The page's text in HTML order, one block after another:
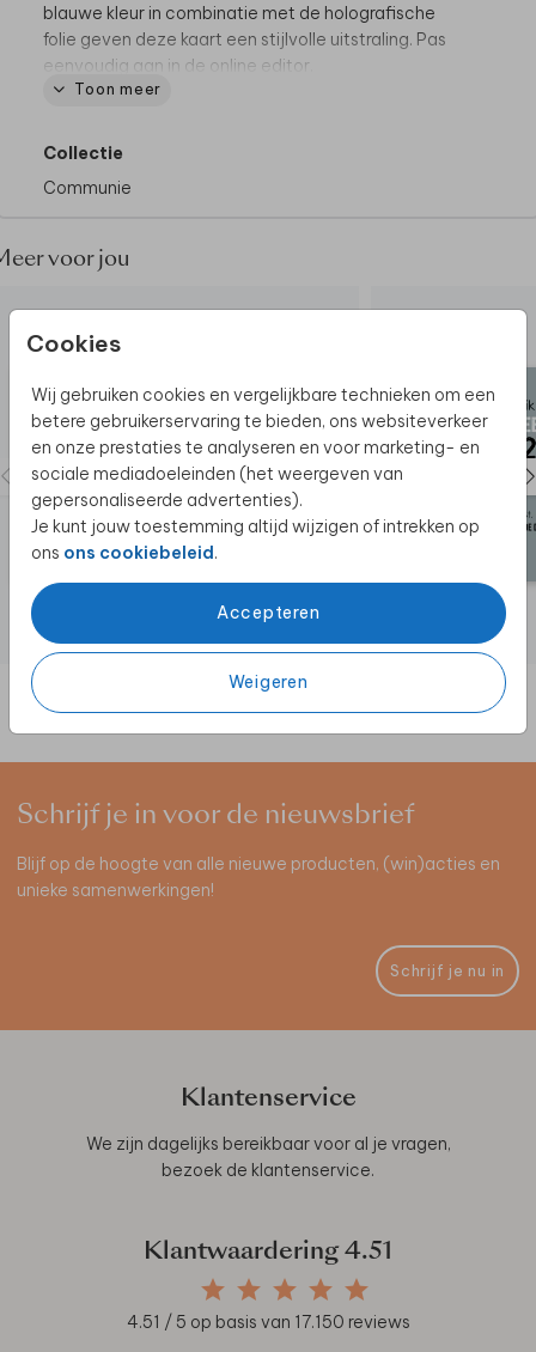
Cookies
Wij gebruiken cookies en vergelijkbare technieken om een
betere gebruikerservaring te bieden, ons websiteverkeer
en onze prestaties te analyseren en voor marketing- en
sociale mediadoeleinden (het weergeven van
gepersonaliseerde advertenties).
Je kunt jouw toestemming altijd wijzigen of intrekken op
ons ons cookiebeleid.
Accepteren
Weigeren
blauwe kleur in combinatie met de holografische
folie geven deze kaart een stijlvolle uitstraling. Pas
eenvoudig aan in de online editor.
Toon meer
Collectie
Communie
voor jou
Schrijf je in voor de nieuwsbrief
Blijf op de hoogte van alle nieuwe producten, (win)acties en
unieke samenwerkingen!
Schrijf je nu in
Klantenservice
We zijn dagelijks bereikbaar voor al je vragen,
bezoek de klantenservice.
Klantwaardering 4.51
4.51 / 5 op basis van 17.150 reviews